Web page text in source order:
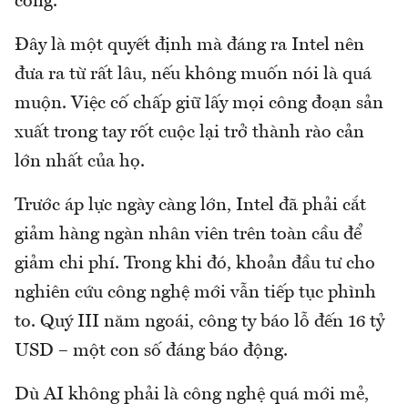
Đây là một quyết định mà đáng ra Intel nên
đưa ra từ rất lâu, nếu không muốn nói là quá
muộn. Việc cố chấp giữ lấy mọi công đoạn sản
xuất trong tay rốt cuộc lại trở thành rào cản
lớn nhất của họ.
Trước áp lực ngày càng lớn, Intel đã phải cắt
giảm hàng ngàn nhân viên trên toàn cầu để
giảm chi phí. Trong khi đó, khoản đầu tư cho
nghiên cứu công nghệ mới vẫn tiếp tục phình
to. Quý III năm ngoái, công ty báo lỗ đến 16 tỷ
USD – một con số đáng báo động.
Dù AI không phải là công nghệ quá mới mẻ,